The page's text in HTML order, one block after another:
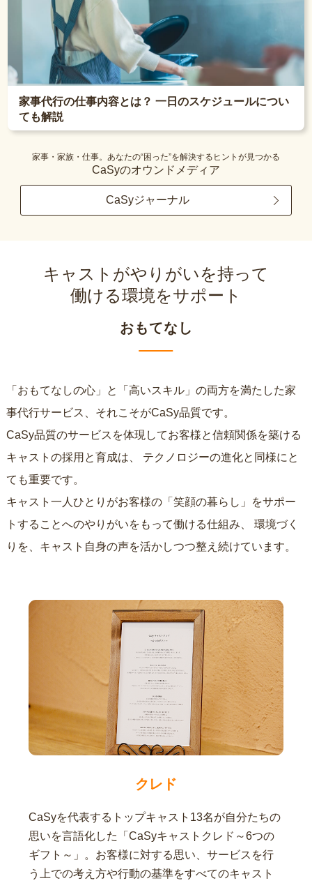
家事代行の仕事内容とは？ 一日のスケジュールについ
ても解説
家事・家族・仕事。あなたの“困った”を解決するヒントが見つかる
CaSyのオウンドメディア
CaSyジャーナル
キャストがやりがいを持って
働ける環境をサポート
おもてなし
「おもてなしの心」と「高いスキル」の両方を満たした家
事代行サービス、それこそがCaSy品質です。
CaSy品質のサービスを体現してお客様と信頼関係を築ける
キャストの採用と育成は、
ても重要です。
キャスト一人ひとりがお客様の「笑顔の暮らし」をサポー
トすることへのやりがいをもって働ける仕組み、
りを、キャスト自身の声を活かしつつ整え続けています。
クレド
CaSyを代表するトップキャスト13名が自分たちの
思いを言語化した「CaSyキャストクレド～6つの
ギフト～」。お客様に対する思い、サービスを行
う上での考え方や行動の基準をすべてのキャスト